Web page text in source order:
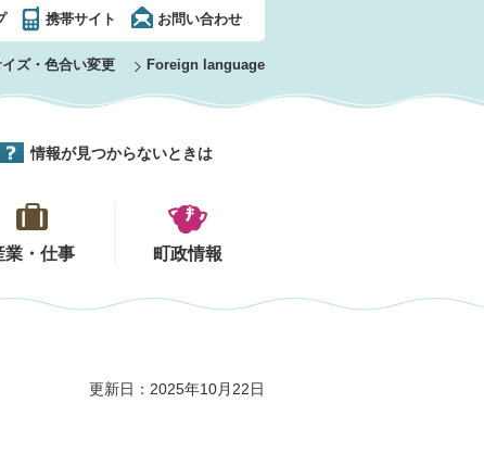
携帯サイト お問い合わせ
ズ・色合い変更 Foreign language
情報が見つからないときは
業・仕事 町政情報
更新日：2025年10月22日